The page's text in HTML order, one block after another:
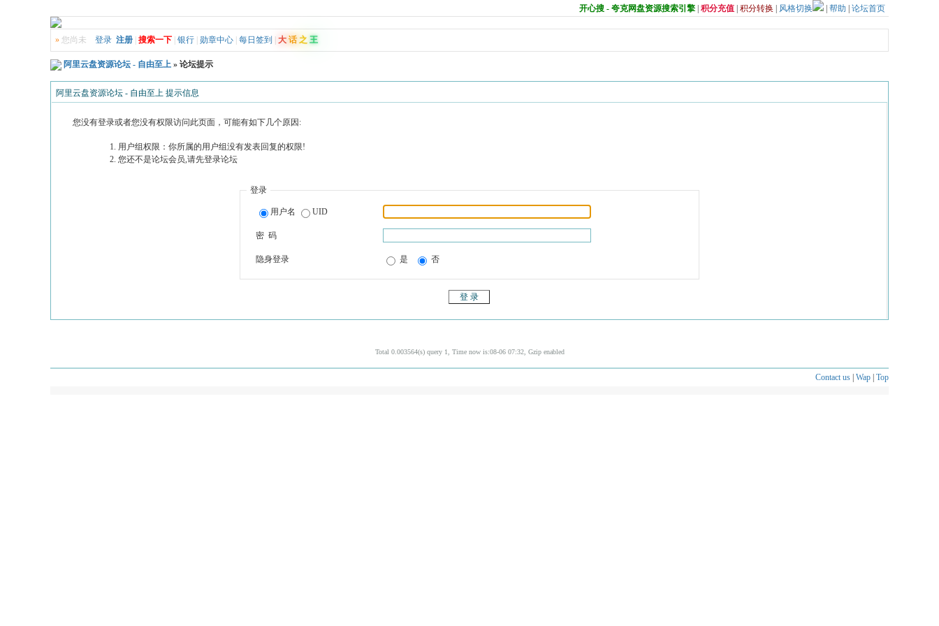
开心搜 - 夸克网盘资源搜索引擎 积分充值 积分转换 风格切换 帮助 论坛首页
» 您尚未 登录 注册 搜索一下 银行 勋章中心 每日签到 大 话 之 王
阿里云盘资源论坛 - 自由至上 » 论坛提示
阿里云盘资源论坛 - 自由至上 提示信息
您没有登录或者您没有权限访问此页面，可能有如下几个原因:
用户组权限：你所属的用户组没有发表回复的权限!
您还不是论坛会员,请先登录论坛
登录
用户名 UID
密 码
隐身登录 是 否
Total 0.003564(s) query 1, Time now is:08-06 07:32, Gzip enabled
Contact us Wap Top